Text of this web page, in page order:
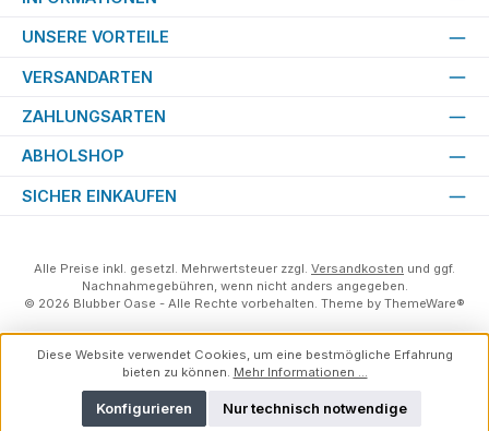
UNSERE VORTEILE
VERSANDARTEN
ZAHLUNGSARTEN
ABHOLSHOP
SICHER EINKAUFEN
Alle Preise inkl. gesetzl. Mehrwertsteuer zzgl. Versandkosten und ggf.
Nachnahmegebühren, wenn nicht anders angegeben.
© 2026 Blubber Oase - Alle Rechte vorbehalten. Theme by ThemeWare®
Diese Website verwendet Cookies, um eine bestmögliche Erfahrung
bieten zu können. Mehr Informationen ...
Nur technisch notwendige
Konfigurieren